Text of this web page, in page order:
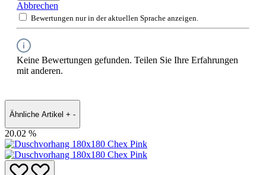
Abbrechen
Bewertungen nur in der aktuellen Sprache anzeigen.
Keine Bewertungen gefunden. Teilen Sie Ihre Erfahrungen
mit anderen.
Ähnliche Artikel + -
20.02 %